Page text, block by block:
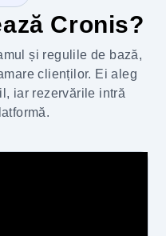
Cronis?
și regulile de bază,
clienților. Ei aleg
iar rezervările intră